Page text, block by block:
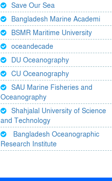
Save Our Sea
Bangladesh Marine Academi
BSMR Maritime University
oceandecade
DU Oceanography
CU Oceanography
SAU Marine Fisheries and
Oceanography
Shahjalal University of Science
and Technology
Bangladesh Oceanographic
Research Institute